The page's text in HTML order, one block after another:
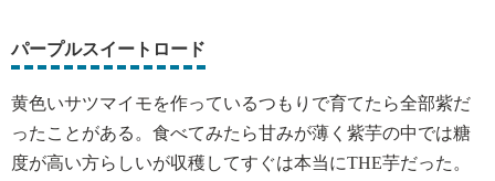
パープルスイートロード
黄色いサツマイモを作っているつもりで育てたら全部紫だ
ったことがある。食べてみたら甘みが薄く紫芋の中では糖
度が高い方らしいが収穫してすぐは本当にTHE芋だった。